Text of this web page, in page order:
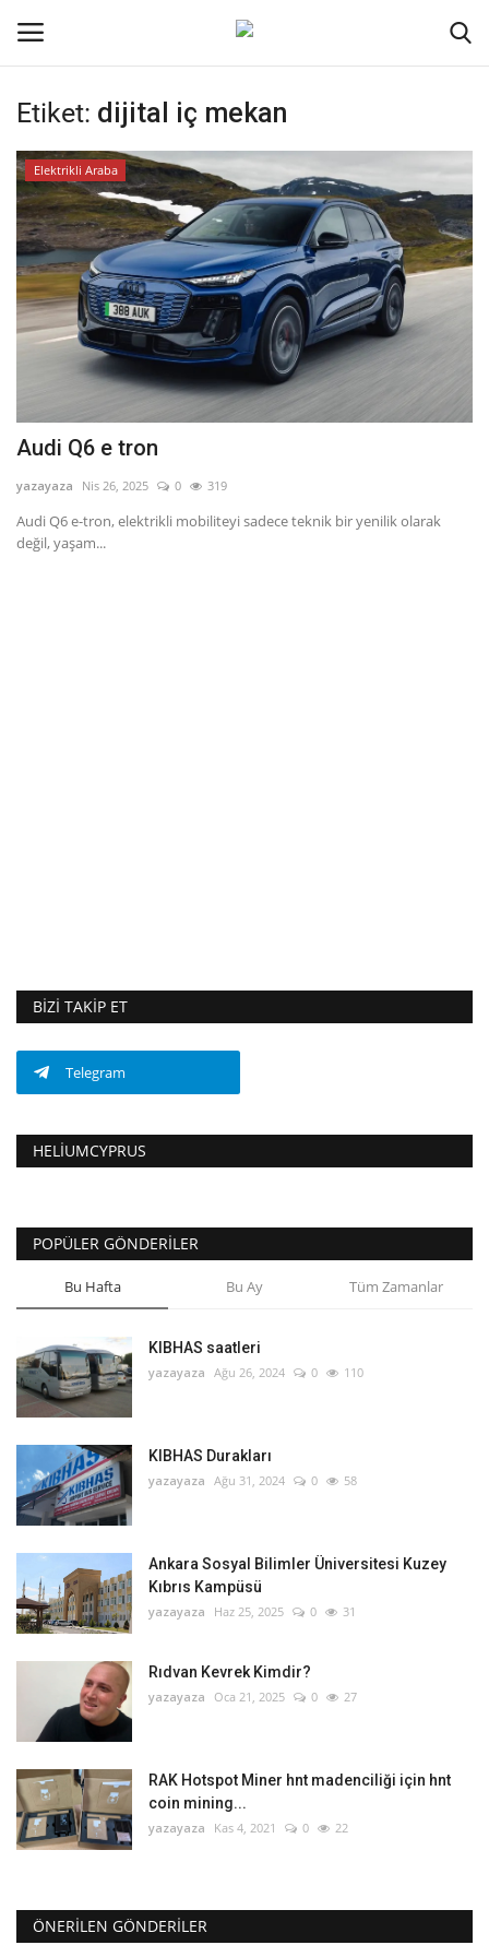
Oturum aç Kayıt ol
Ana Sayfa
Kripto Para
İletişim
Kodlama
Dil
Etiket: dijital iç mekan
Elektrikli Araba
Audi Q6 e tron
yazayaza Nis 26, 2025 0 319
Audi Q6 e-tron, elektrikli mobiliteyi sadece teknik bir yenilik olarak
değil, yaşam...
BIZI TAKIP ET
Telegram
HELIUMCYPRUS
POPÜLER GÖNDERILER
Bu Hafta Bu Ay Tüm Zamanlar
KIBHAS saatleri
yazayaza Ağu 26, 2024 0 110
KIBHAS Durakları
yazayaza Ağu 31, 2024 0 58
Ankara Sosyal Bilimler Üniversitesi Kuzey
Kıbrıs Kampüsü
yazayaza Haz 25, 2025 0 31
Rıdvan Kevrek Kimdir?
yazayaza Oca 21, 2025 0 27
RAK Hotspot Miner hnt madenciliği için hnt
coin mining...
yazayaza Kas 4, 2021 0 22
ÖNERILEN GÖNDERILER